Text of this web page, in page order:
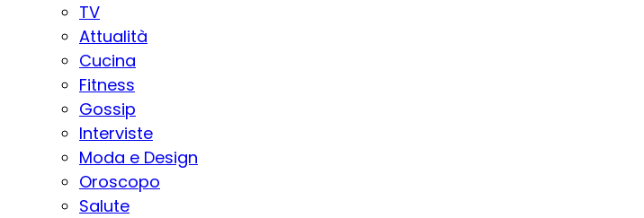
TV
Attualità
Cucina
Fitness
Gossip
Interviste
Moda e Design
Oroscopo
Salute